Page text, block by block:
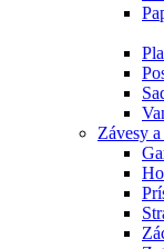
Závesy